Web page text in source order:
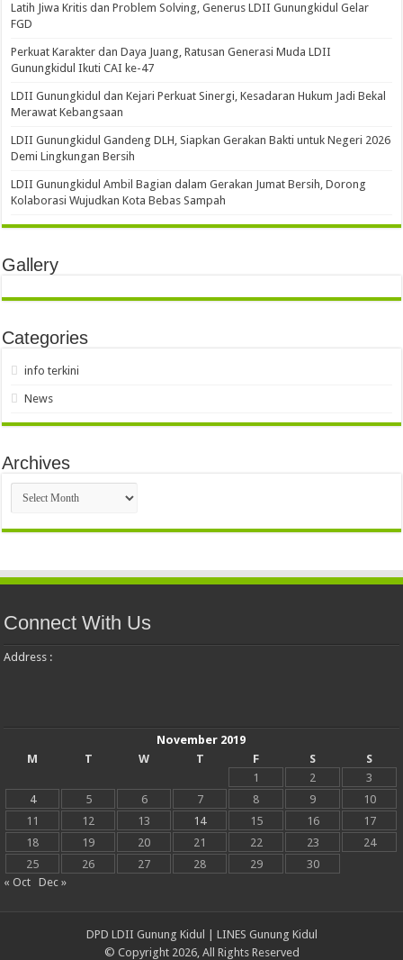
Latih Jiwa Kritis dan Problem Solving, Generus LDII Gunungkidul Gelar
FGD
Perkuat Karakter dan Daya Juang, Ratusan Generasi Muda LDII
Gunungkidul Ikuti CAI ke-47
LDII Gunungkidul dan Kejari Perkuat Sinergi, Kesadaran Hukum Jadi Bekal
Merawat Kebangsaan
LDII Gunungkidul Gandeng DLH, Siapkan Gerakan Bakti untuk Negeri 2026
Demi Lingkungan Bersih
LDII Gunungkidul Ambil Bagian dalam Gerakan Jumat Bersih, Dorong
Kolaborasi Wujudkan Kota Bebas Sampah
Gallery
Categories
info terkini
News
Archives
Archives
Connect With Us
Address :
November 2019
M
T W T F S
S
1
2
3
4
5 6 7 8 9
10
11
12 13 14 15 16
17
18
19 20 21 22 23
24
25
26 27 28 29
30
« Oct
Dec »
DPD LDII Gunung Kidul
LINES Gunung Kidul
© Copyright 2026, All Rights Reserved